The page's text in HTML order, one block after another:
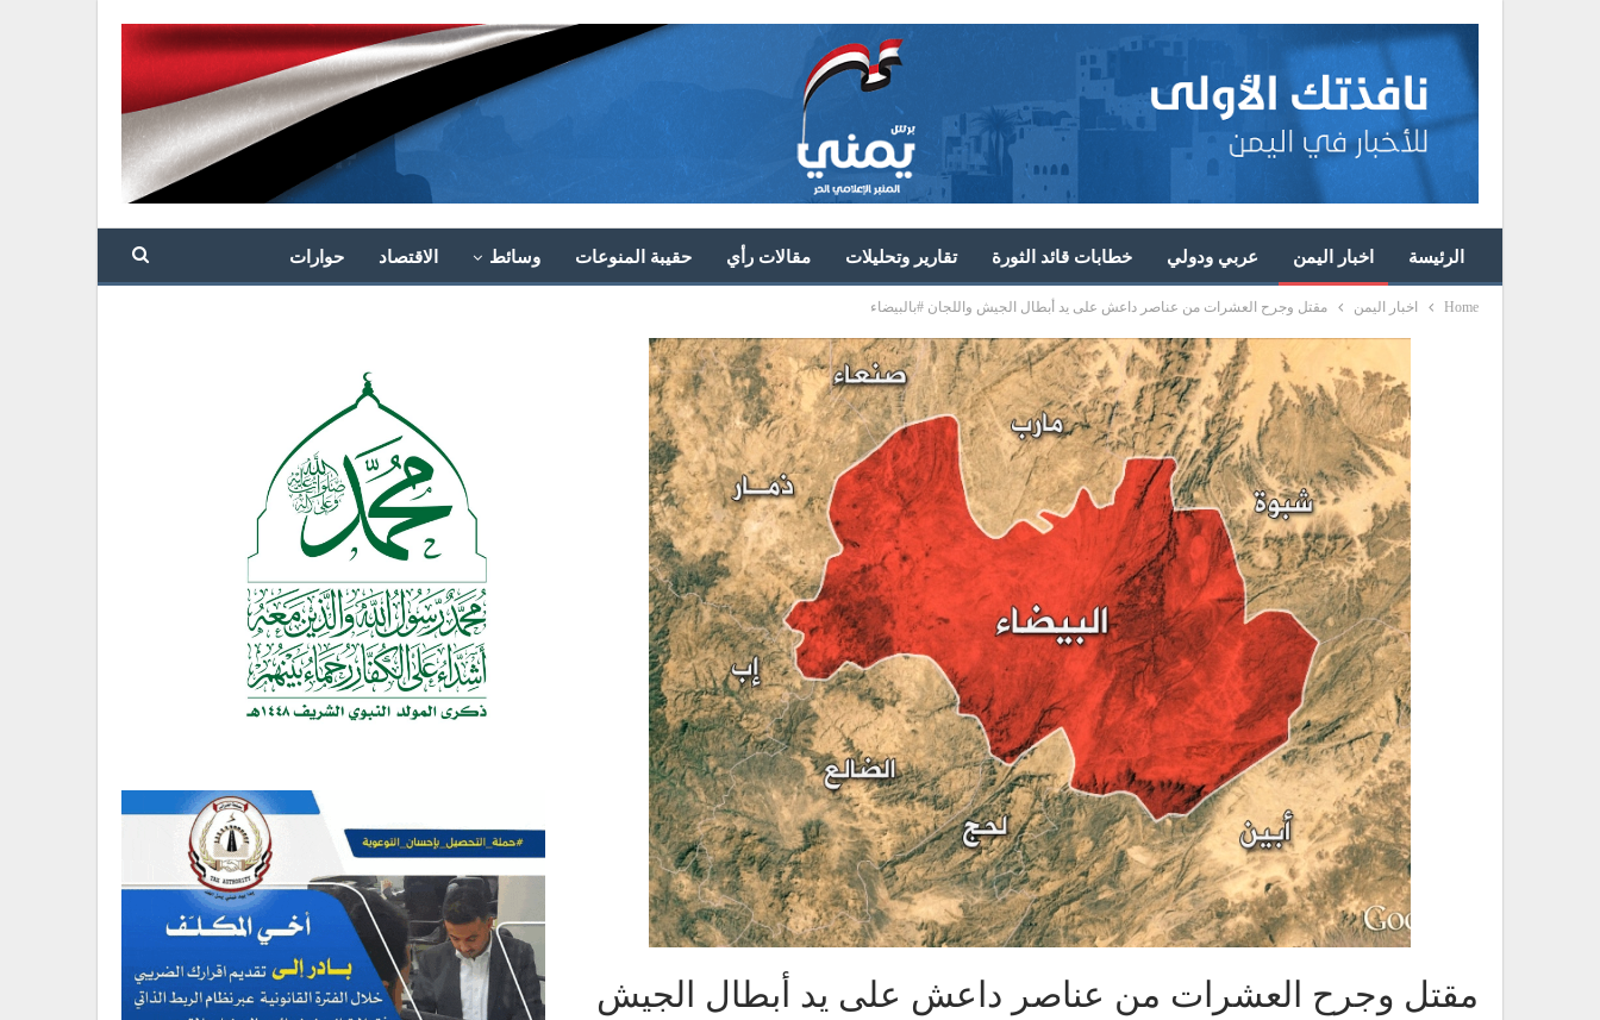
الرئيسة اخبار اليمن عربي ودولي خطابات قائد الثورة تقارير وتحليلات مقالات رأي حقيبة المنوعات وسائط الاقتصاد حوارات
Home اخبار اليمن مقتل وجرح العشرات من عناصر داعش على يد أبطال الجيش واللجان #بالبيضاء
مقتل وجرح العشرات من عناصر داعش على يد أبطال الجيش